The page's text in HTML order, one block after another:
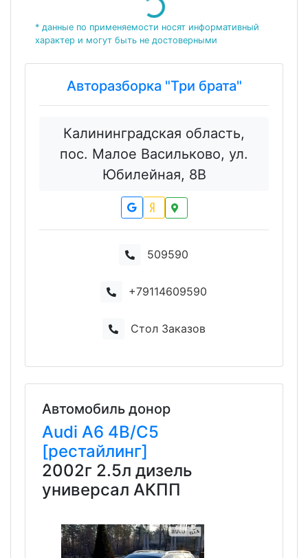
Loading...
* данные по применяемости носят информативный
характер и могут быть не достоверными
Авторазборка "Три брата"
Калининградская область,
пос. Малое Васильково, ул.
Юбилейная, 8В
509590
+79114609590
Стол Заказов
Автомобиль донор
Audi A6 4B/C5
[рестайлинг]
2002г 2.5л дизель
универсал АКПП